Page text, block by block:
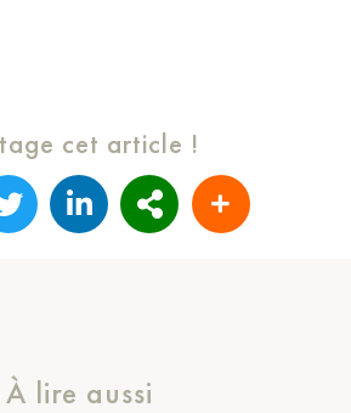
cet article !
À lire aussi